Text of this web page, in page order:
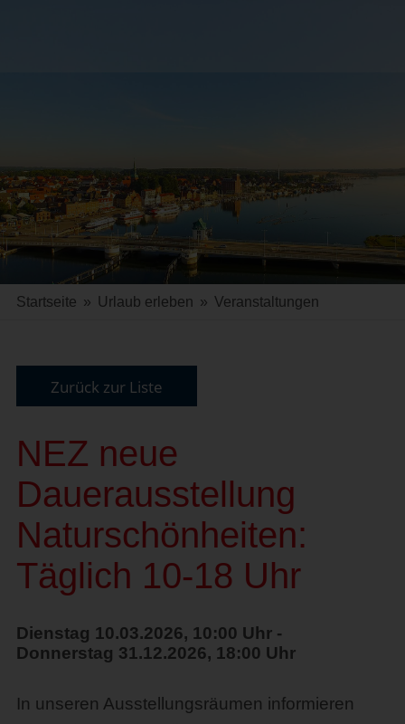
Startseite » Urlaub erleben » Veranstaltungen
Zurück zur Liste
NEZ neue
Dauerausstellung
Naturschönheiten:
Täglich 10-18 Uhr
Dienstag 10.03.2026, 10:00 Uhr -
Donnerstag 31.12.2026, 18:00 Uhr
In unseren Ausstellungsräumen informieren